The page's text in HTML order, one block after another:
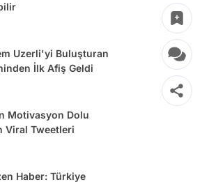
Uzerli'yi Buluşturan
İlk Afiş Geldi
Motivasyon Dolu
Viral Tweetleri
Haber: Türkiye